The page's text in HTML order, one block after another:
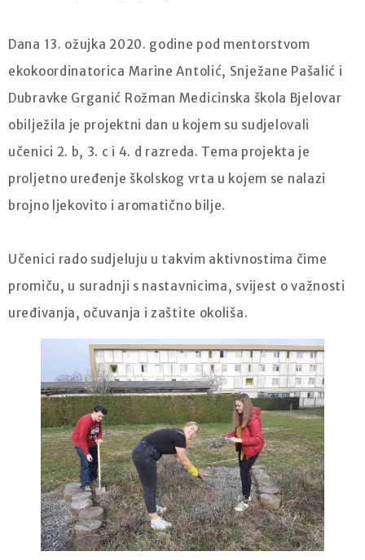
Dana 13. ožujka 2020. godine pod mentorstvom
ekokoordinatorica Marine Antolić, Snježane Pašalić i
Dubravke Grganić Rožman Medicinska škola Bjelovar
obilježila je projektni dan u kojem su sudjelovali
učenici 2. b, 3. c i 4. d razreda. Tema projekta je
proljetno uređenje školskog vrta u kojem se nalazi
brojno ljekovito i aromatično bilje.
Učenici rado sudjeluju u takvim aktivnostima čime
promiču, u suradnji s nastavnicima, svijest o važnosti
uređivanja, očuvanja i zaštite okoliša.